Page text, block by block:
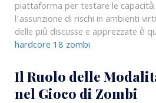
piattaforma per testare le
l’assunzione di rischi in ambienti
delle più discusse e apprezzate è
hardcore 18 zombi.
Il Ruolo delle
nel Gioco di Zombi